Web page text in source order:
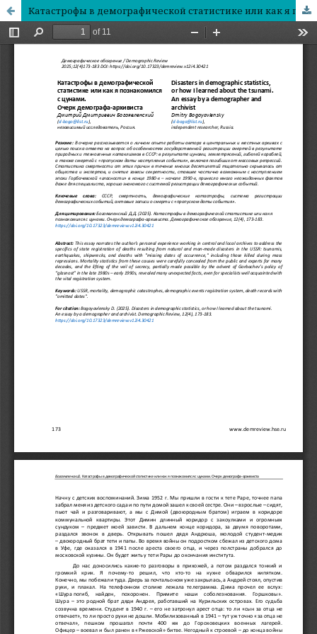
Катастрофы в демографической статистике или как я познакомился с цунами. Очерк демографа-архивиста